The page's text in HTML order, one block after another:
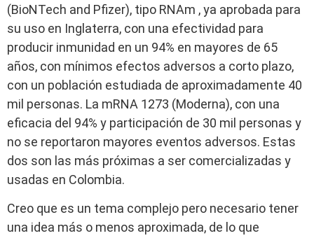
(BioNTech and Pfizer), tipo RNAm , ya aprobada para
su uso en Inglaterra, con una efectividad para
producir inmunidad en un 94% en mayores de 65
años, con mínimos efectos adversos a corto plazo,
con un población estudiada de aproximadamente 40
mil personas. La mRNA 1273 (Moderna), con una
eficacia del 94% y participación de 30 mil personas y
no se reportaron mayores eventos adversos. Estas
dos son las más próximas a ser comercializadas y
usadas en Colombia.
Creo que es un tema complejo pero necesario tener
una idea más o menos aproximada, de lo que